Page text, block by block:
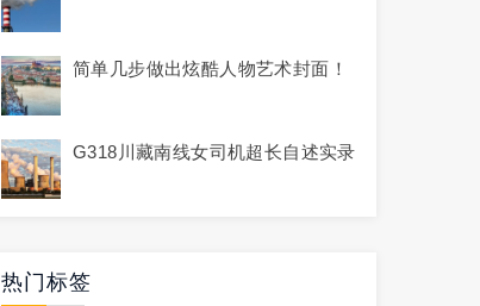
简单几步做出炫酷人物艺术封面！
G318川藏南线女司机超长自述实录
热门标签